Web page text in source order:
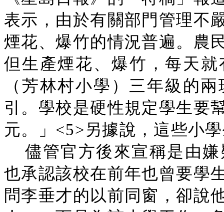
表示，由於有關部門管理不
煙花、爆竹的情況普遍。農
但生產煙花、爆竹，每天
（芳林村小學）三年級的
引。學校是硬性規定學生要
元。」<5>另據說，這些小
儘管官方後來宣稱是由
也承認該校在前年也曾要學
問李垂才的以前同窗，卻說